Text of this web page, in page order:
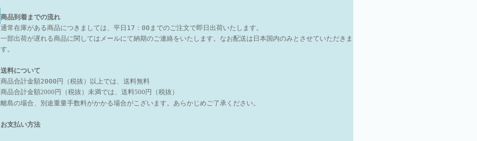
商品到着までの流れ
通常在庫がある商品につきましては、 平日17：00までのご注文で即日出荷いたします。
一部出荷が遅れる商品に関しては メールにて納期のご連絡をいたします。 なお配送は日本国内のみとさせていただきま
す。
送料について
商品合計金額2000円（税抜）以上では、送料無料
商品合計金額2000円（税抜）未満では、送料500円（税抜）
離島の場合、別途重量手数料がかかる場合がこざいます。あらかじめご了承ください。
お支払い方法